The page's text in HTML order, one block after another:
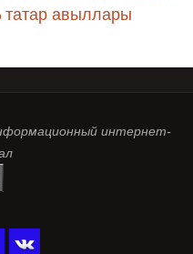
татар авыллары
интернет-